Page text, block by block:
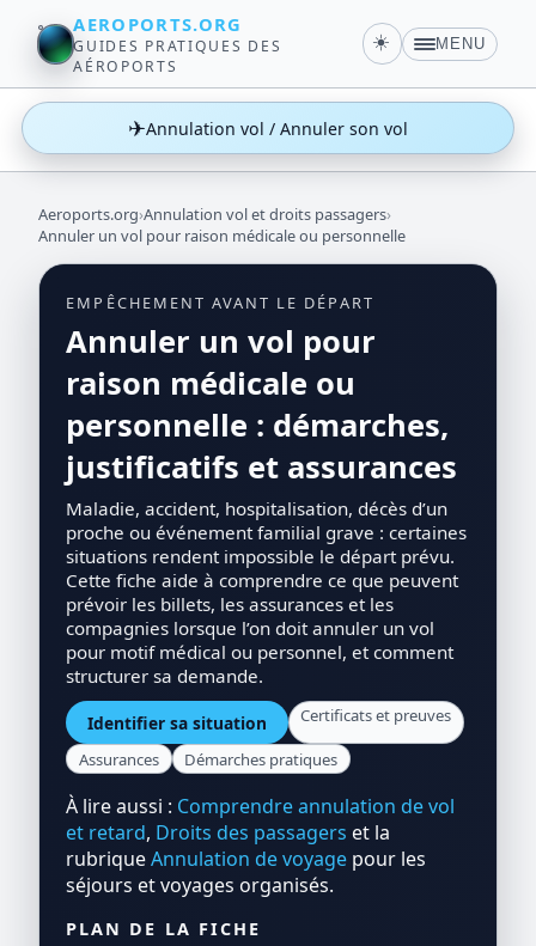
AEROPORTS.ORG
GUIDES PRATIQUES DES
AÉROPORTS
☀️ MENU
✈Annulation vol / Annuler son vol
Aeroports.org›Annulation vol et droits passagers›
Annuler un vol pour raison médicale ou personnelle
EMPÊCHEMENT AVANT LE DÉPART
Annuler un vol pour
raison médicale ou
personnelle : démarches,
justificatifs et assurances
Maladie, accident, hospitalisation, décès d’un
proche ou événement familial grave : certaines
situations rendent impossible le départ prévu.
Cette fiche aide à comprendre ce que peuvent
prévoir les billets, les assurances et les
compagnies lorsque l’on doit annuler un vol
pour motif médical ou personnel, et comment
structurer sa demande.
Identifier sa situation Certificats et preuves
Assurances Démarches pratiques
À lire aussi : Comprendre annulation de vol
et retard, Droits des passagers et la
rubriqueAnnulation de voyage pour les
séjours et voyages organisés.
PLAN DE LA FICHE